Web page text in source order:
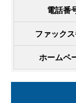
電話番
ファック
ホームペ